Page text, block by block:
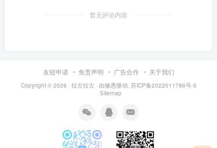
暂无评论内容
友链申请 免责声明 广告合作 关于我们
Copyright © 2026 · 拉古拉古 · 由修愚驱动. 苏ICP备2022011786号-5
· Sitemap